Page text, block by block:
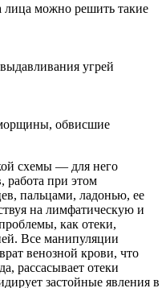
можно решить такие
угрей
обвисшие
схемы — для него
работа при этом
пальцами, ладонью, ее
на лимфатическую и
как отеки,
Все манипуляции
венозной крови, что
рассасывает отеки
застойные явления в